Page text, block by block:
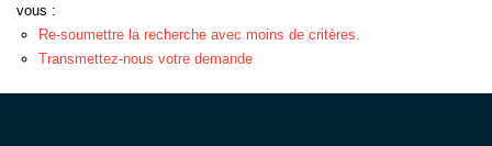
EXTRANET GESTION
vous :
Re-soumettre la recherche avec moins de critères.
Transmettez-nous votre demande